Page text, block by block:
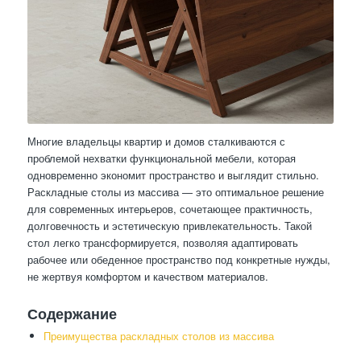
Многие владельцы квартир и домов сталкиваются с
проблемой нехватки функциональной мебели, которая
одновременно экономит пространство и выглядит стильно.
Раскладные столы из массива — это оптимальное решение
для современных интерьеров, сочетающее практичность,
долговечность и эстетическую привлекательность. Такой
стол легко трансформируется, позволяя адаптировать
рабочее или обеденное пространство под конкретные нужды,
не жертвуя комфортом и качеством материалов.
Содержание
Преимущества раскладных столов из массива